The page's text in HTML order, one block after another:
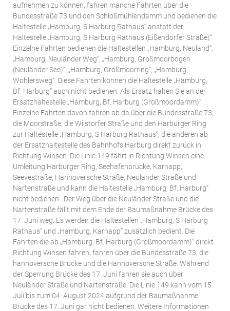
aufnehmen zu können, fahren manche Fahrten über die
Bundesstraße 73 und den Schloßmühlendamm und bedienen die
Haltestelle „Hamburg, S Harburg Rathaus“ anstatt der
Haltestelle „Hamburg, S Harburg Rathaus (Eißendorfer Straße)“.
Einzelne Fahrten bedienen die Haltestellen „Hamburg, Neuland“,
„Hamburg, Neuländer Weg“, „Hamburg, Großmoorbogen
(Neuländer See)“, „Hamburg, Großmoorring“, „Hamburg,
Wohlersweg“. Diese Fahrten können die Haltestelle „Hamburg,
Bf. Harburg“ auch nicht bedienen. Als Ersatz halten Sie an der
Ersatzhaltestelle „Hamburg, Bf. Harburg (Großmoordamm)“.
Einzelne Fahrten davon fahren ab da über die Bundesstraße 73,
die Moorstraße, die Wilstorfer Straße und den Harburger Ring
zur Haltestelle „Hamburg, S Harburg Rathaus“, die anderen ab
der Ersatzhaltestelle des Bahnhofs Harburg direkt zurück in
Richtung Winsen. Die Linie 149 fährt in Richtung Winsen eine
Umleitung Harburger Ring, Seehafenbrücke, Karnapp,
Seevestraße, Hannoversche Straße, Neuländer Straße und
Nartenstraße und kann die Haltestelle „Hamburg, Bf. Harburg“
nicht bedienen.. Der Weg über die Neuländer Straße und die
Nartenstraße fällt mit dem Ende der Baumaßnahme Brücke des
17. Juni weg. Es werden die Haltestellen „Hamburg, S Harburg
Rathaus“ und „Hamburg, Karnapp“ zusätzlich bedient. Die
Fahrten die ab „Hamburg, Bf. Harburg (Großmoordamm)“ direkt
Richtung Winsen fahren, fahren über die Bundesstraße 73, die
hannoversche Brücke und die Hannoversche Straße. Während
der Sperrung Brücke des 17. Juni fahren sie auch über
Neuländer Straße und Nartenstraße. Die Linie 149 kann vom 15
Juli bis zum 04. August 2024 aufgrund der Baumaßnahme
Brücke des 17. Juni gar nicht bedienen. Weitere Informationen